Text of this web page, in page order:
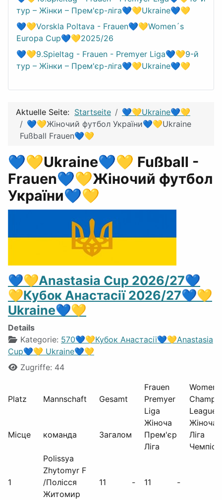
тур – Жінки – Прем'єр-ліга💙💛Ukraine💙💛
💙💛Vorskla Poltava - Frauen💙💛Women´s
Europa Cup💙💛2025/26
💙💛9.Spieltag - Frauen - Premyer Liga💙💛9-й
тур – Жінки – Прем'єр-ліга💙💛Ukraine💙💛
Aktuelle Seite: Startseite
💙💛Ukraine💙💛
💙💛Жіночий футбол України💙💛Ukraine
Fußball Frauen💙💛
💙💛Ukraine💙💛 Fußball -
Frauen💙💛Жіночий футбол
України💙💛
💙💛Anastasia Cup 2026/27💙
💛Кубок Анастасії 2026/27💙💛
Ukraine💙💛
Details
Kategorie: 570💙💛Кубок Анастасії💙💛Anastasia
Cup💙💛 Ukraine💙💛
Zugriffe: 44
Platz Mannschaft Gesamt
Frauen
Premyer
Liga
League
Місце команда Загалом
Жіноча
Прем'єр
Ліга
Жіноча
Ліга
1
Polissya
Zhytomyr F
/Полісся
Житомир
11 - 11 -